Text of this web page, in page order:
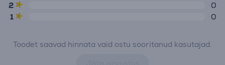
2
0
1
0
Toodet saavad hinnata vaid ostu sooritanud kasutajad.